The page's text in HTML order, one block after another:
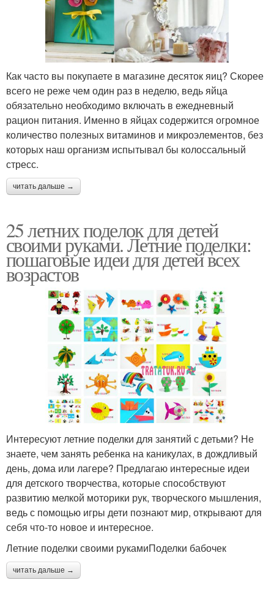
Как часто вы покупаете в магазине десяток яиц? Скорее
всего не реже чем один раз в неделю, ведь яйца
обязательно необходимо включать в ежедневный
рацион питания. Именно в яйцах содержится огромное
количество полезных витаминов и микроэлементов, без
которых наш организм испытывал бы колоссальный
стресс.
читать дальше →
25 летних поделок для детей
своими руками. Летние поделки:
пошаговые идеи для детей всех
возрастов
Интересуют летние поделки для занятий с детьми? Не
знаете, чем занять ребенка на каникулах, в дождливый
день, дома или лагере? Предлагаю интересные идеи
для детского творчества, которые способствуют
развитию мелкой моторики рук, творческого мышления,
ведь с помощью игры дети познают мир, открывают для
себя что-то новое и интересное.
Летние поделки своими рукамиПоделки бабочек
читать дальше →